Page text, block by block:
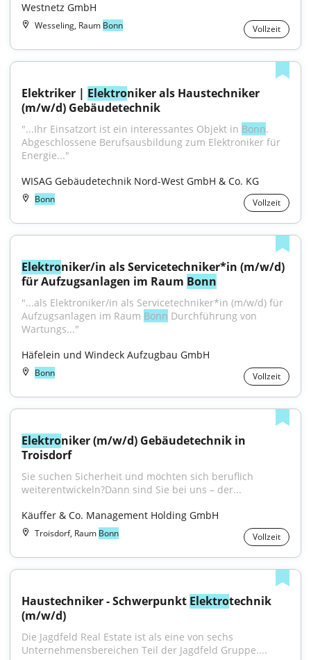
Westnetz GmbH
Wesseling, Raum Bonn Vollzeit
Elektriker | Elektroniker als Haustechniker
(m/w/d) Gebäudetechnik
"...Ihr Einsatzort ist ein interessantes Objekt in Bonn.
Abgeschlossene Berufsausbildung zum Elektroniker für
Energie..."
WISAG Gebäudetechnik Nord-West GmbH & Co. KG
Bonn Vollzeit
Elektroniker/in als Servicetechniker*in (m/w/d)
für Aufzugsanlagen im Raum Bonn
"...als Elektroniker/in als Servicetechniker*in (m/w/d) für
Aufzugsanlagen im Raum Bonn Durchführung von
Wartungs..."
Häfelein und Windeck Aufzugbau GmbH
Bonn Vollzeit
Elektroniker (m/w/d) Gebäudetechnik in
Troisdorf
Sie suchen Sicherheit und möchten sich beruflich
weiterentwickeln?Dann sind Sie bei uns – der...
Käuffer & Co. Management Holding GmbH
Troisdorf, Raum Bonn Vollzeit
Haustechniker - Schwerpunkt Elektrotechnik
(m/w/d)
Die Jagdfeld Real Estate ist als eine von sechs
Unternehmensbereichen Teil der Jagdfeld Gruppe....